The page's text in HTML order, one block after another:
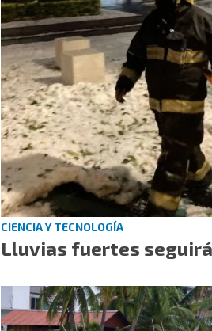
CIENCIA Y TECNOLOGÍA
Lluvias fuertes